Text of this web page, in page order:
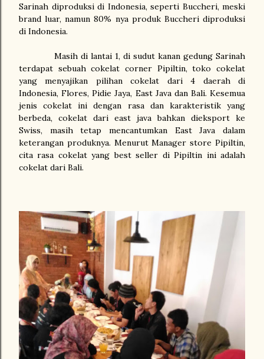
Sarinah diproduksi di Indonesia, seperti Buccheri, meski
brand luar, namun 80% nya produk Buccheri diproduksi
di Indonesia.
Masih di lantai 1, di sudut kanan gedung Sarinah
terdapat sebuah cokelat corner Pipiltin, toko cokelat
yang menyajikan pilihan cokelat dari 4 daerah di
Indonesia, Flores, Pidie Jaya, East Java dan Bali. Kesemua
jenis cokelat ini dengan rasa dan karakteristik yang
berbeda, cokelat dari east java bahkan dieksport ke
Swiss, masih tetap mencantumkan East Java dalam
keterangan produknya. Menurut Manager store Pipiltin,
cita rasa cokelat yang best seller di Pipiltin ini adalah
cokelat dari Bali.